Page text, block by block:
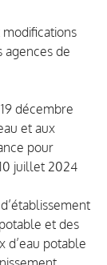
agences de
décembre
et aux
pour
juillet 2024
et des
d’eau potable